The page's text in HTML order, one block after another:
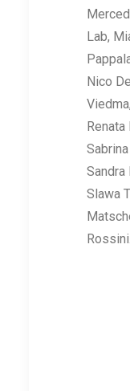
Lab,
Nico
Sandra
Slawa
Rossini.